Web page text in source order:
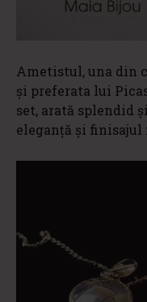
Ametistul, una din
și preferata lui
set, arată splendid
eleganță și finisajul